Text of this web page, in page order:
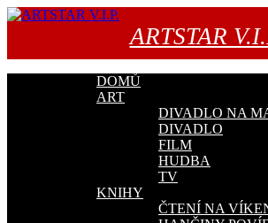
Přejít
webu
ARTSTAR
DOMŮ
ART
DIVADLO NA
DIVADLO
FILM
HUDBA
TV
KNIHY
ČTENÍ NA